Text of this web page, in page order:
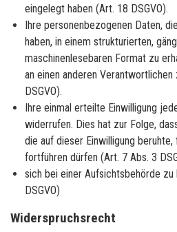
eingelegt haben (Art. 18 DSGVO).
Ihre personenbezogenen Daten,
haben, in einem strukturierten,
maschinenlesebaren Format zu
an einen anderen
DSGVO).
Ihre einmal erteilte Einwilligung
widerrufen. Dies hat zur Folge,
die auf dieser Einwilligung
fortführen dürfen (Art. 7 Abs. 3
sich bei einer Aufsichtsbehörde
DSGVO)
Widerspruchsrecht